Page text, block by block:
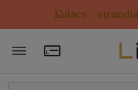
Kulacs /
Törzsvásárlói